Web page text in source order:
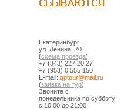
Екатеринбург
ул. Ленина, 70
(схема проезда)
+7 (343) 227 20 27
+7 (953) 0 555 150
E-mail: ur.liam@ruotpq
(заявка на тур)
Звоните с
понедельника по субботу
с 10:00 до 21:00